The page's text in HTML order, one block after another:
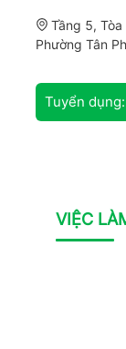
Tầng 5,
Phường Tân
Tuyển dụng:
VIỆC